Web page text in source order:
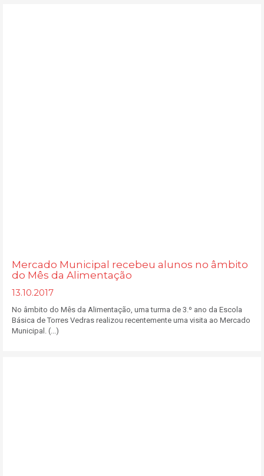
Mercado Municipal recebeu alunos no âmbito
do Mês da Alimentação
13.10.2017
No âmbito do Mês da Alimentação, uma turma de 3.º ano da Escola
Básica de Torres Vedras realizou recentemente uma visita ao Mercado
Municipal. (...)